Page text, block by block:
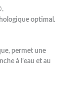
optimal.
permet une
à l’eau et au